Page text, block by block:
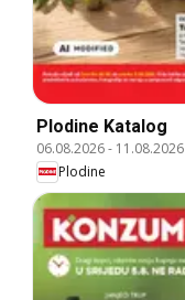
Plodine Katalog
06.08.2026- 11.08.2026
Plodine